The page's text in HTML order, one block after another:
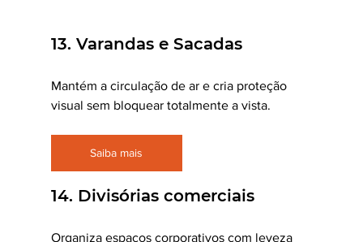
13. Varandas e Sacadas
Mantém a circulação de ar e cria proteção
visual sem bloquear totalmente a vista.
Saiba mais
14. Divisórias comerciais
Organiza espaços corporativos com leveza